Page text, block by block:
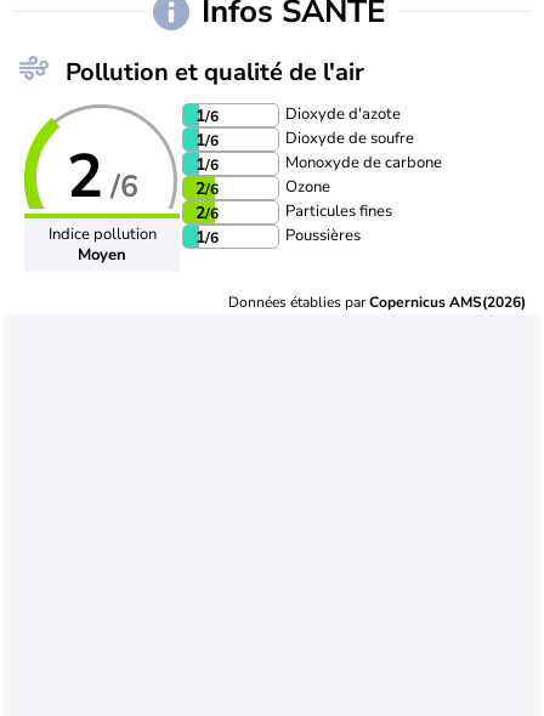
Infos SANTÉ
Pollution et qualité de l'air
2 /6
Indice pollution
Moyen
1/6 Dioxyde d'azote
1/6 Dioxyde de soufre
1/6 Monoxyde de carbone
2/6 Ozone
2/6 Particules fines
1/6 Poussières
Données établies parCopernicus AMS(2026)